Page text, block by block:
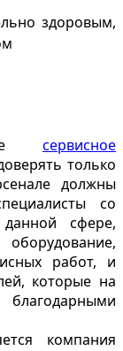
здоровым,
сервисное
только
должны
со
сфере,
работ, и
которые на
компания